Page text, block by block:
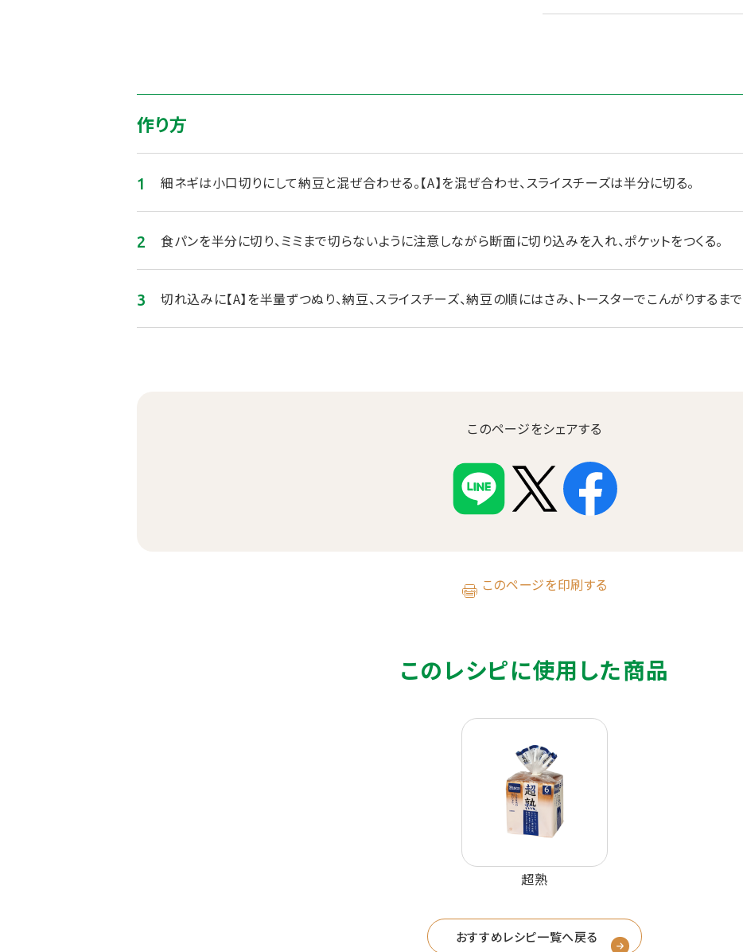
作り方
細ネギは小口切りにして納豆と混ぜ合わせる。【A】を混ぜ合わせ、スライスチーズは半分に切る。
食パンを半分に切り、ミミまで切らないように注意しながら断面に切り込みを入れ、ポケットをつくる。
切れ込みに【A】を半量ずつぬり、納豆、スライスチーズ、納豆の順にはさみ、トースターでこんがりするまで
このページをシェアする
このページを印刷する
このレシピに使用した商品
超熟
おすすめレシピ一覧へ戻る